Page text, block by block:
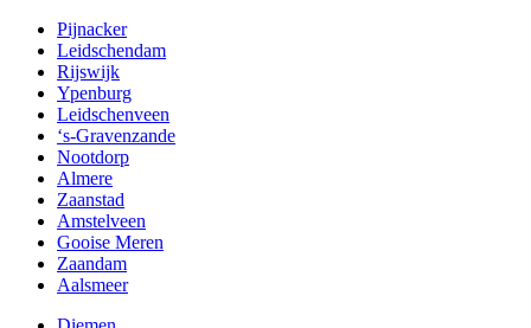
Pijnacker
Leidschendam
Rijswijk
Ypenburg
Leidschenveen
‘s-Gravenzande
Nootdorp
Almere
Zaanstad
Amstelveen
Gooise Meren
Zaandam
Aalsmeer